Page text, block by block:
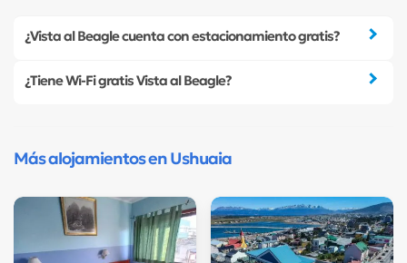
¿Vista al Beagle cuenta con estacionamiento gratis?
¿Tiene Wi-Fi gratis Vista al Beagle?
Más alojamientos en Ushuaia